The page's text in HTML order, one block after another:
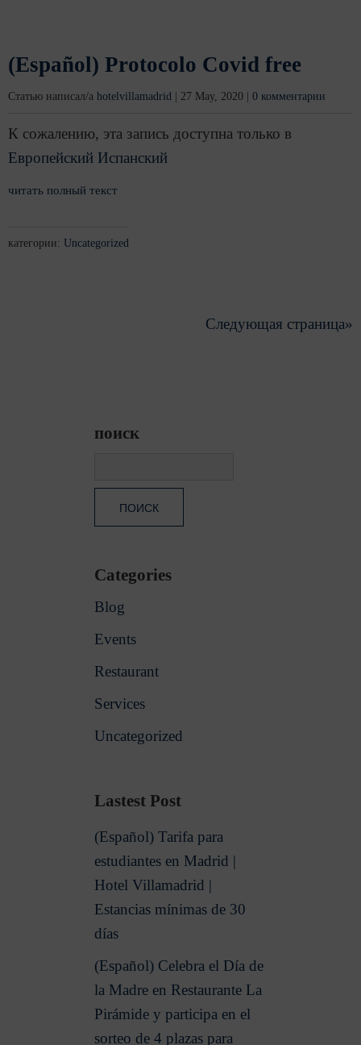
(Español) Protocolo Covid free
Статью написал/а hotelvillamadrid 27 May, 2020 0 комментарии
К сожалению, эта запись доступна только в
Европейский Испанский
читать полный текст
категории: Uncategorized
Следующая страница»
поиск
Categories
Blog
Events
Restaurant
Services
Uncategorized
Lastest Post
(Español) Tarifa para
estudiantes en Madrid |
Hotel Villamadrid |
Estancias mínimas de 30
días
(Español) Celebra el Día de
la Madre en Restaurante La
Pirámide y participa en el
sorteo de 4 plazas para